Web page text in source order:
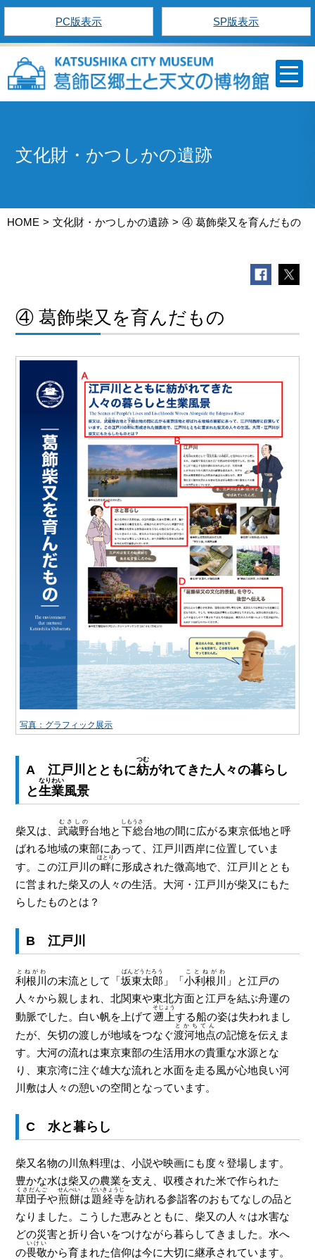
PC版表示 SP版表示
文化財・かつしかの遺跡
HOME 文化財・かつしかの遺跡 ④ 葛飾柴又を育んだもの
④ 葛飾柴又を育んだもの
写真：グラフィック展示
A 江戸川とともに紡
つむ
がれてきた人々の暮らし
と生業
なりわい
風景
柴又は、武蔵野
むさしの
台地と 下総
しもうさ
台地の間に広がる東京低地と呼
ばれる地域の東部にあって、江戸川西岸に位置していま
す。この江戸川の畔
ほとり
に形成された微高地で、江戸川ととも
に営まれた柴又の人々の生活。大河・江戸川が柴又にもた
らしたものとは？
B 江戸川
利根川
とねがわ
の末流として「坂東太郎
ばんどうたろう
」「小利根川
ことねがわ
」と江戸の
人々から親しまれ、北関東や東北方面と江戸を結ぶ舟運の
動脈でした。白い帆を上げて遡上
そじょう
する船の姿は失われまし
たが、矢切の渡しが地域をつなぐ渡河地点
とかちてん
の記憶を伝えま
す。大河の流れは東京東部の生活用水の貴重な水源とな
り、東京湾に注ぐ雄大な流れと水面を走る風が心地良い河
川敷は人々の憩いの空間となっています。
C 水と暮らし
柴又名物の川魚料理は、小説や映画にも度々登場します。
豊かな水は柴又の農業を支え、収穫された米で作られた
草団子
くさだんご
や煎餅
せんべい
は題経寺
だいきょうじ
を訪れる参詣客のおもてなしの品と
なりました。こうした恵みとともに、柴又の人々は水害な
どの災害と折り合いをつけながら暮らしてきました。水へ
の畏敬
いけい
から育まれた信仰は今に大切に継承されています。